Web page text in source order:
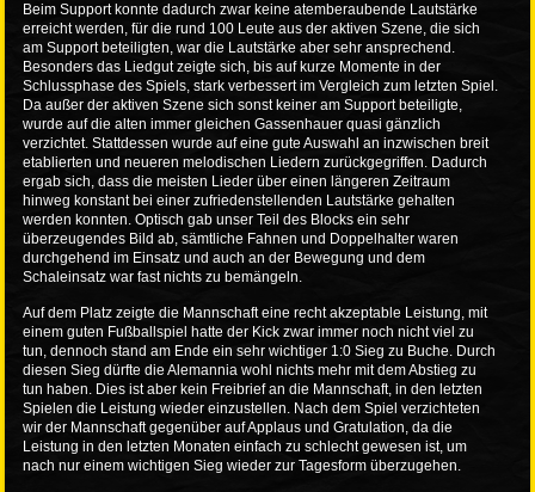
Beim Support konnte dadurch zwar keine atemberaubende Lautstärke
erreicht werden, für die rund 100 Leute aus der aktiven Szene, die sich
am Support beteiligten, war die Lautstärke aber sehr ansprechend.
Besonders das Liedgut zeigte sich, bis auf kurze Momente in der
Schlussphase des Spiels, stark verbessert im Vergleich zum letzten Spiel.
Da außer der aktiven Szene sich sonst keiner am Support beteiligte,
wurde auf die alten immer gleichen Gassenhauer quasi gänzlich
verzichtet. Stattdessen wurde auf eine gute Auswahl an inzwischen breit
etablierten und neueren melodischen Liedern zurückgegriffen. Dadurch
ergab sich, dass die meisten Lieder über einen längeren Zeitraum
hinweg konstant bei einer zufriedenstellenden Lautstärke gehalten
werden konnten. Optisch gab unser Teil des Blocks ein sehr
überzeugendes Bild ab, sämtliche Fahnen und Doppelhalter waren
durchgehend im Einsatz und auch an der Bewegung und dem
Schaleinsatz war fast nichts zu bemängeln.
Auf dem Platz zeigte die Mannschaft eine recht akzeptable Leistung, mit
einem guten Fußballspiel hatte der Kick zwar immer noch nicht viel zu
tun, dennoch stand am Ende ein sehr wichtiger 1:0 Sieg zu Buche. Durch
diesen Sieg dürfte die Alemannia wohl nichts mehr mit dem Abstieg zu
tun haben. Dies ist aber kein Freibrief an die Mannschaft, in den letzten
Spielen die Leistung wieder einzustellen. Nach dem Spiel verzichteten
wir der Mannschaft gegenüber auf Applaus und Gratulation, da die
Leistung in den letzten Monaten einfach zu schlecht gewesen ist, um
nach nur einem wichtigen Sieg wieder zur Tagesform überzugehen.